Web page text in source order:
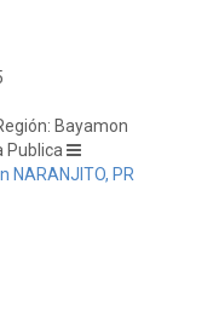
Bayamon
Publica
NARANJITO, PR